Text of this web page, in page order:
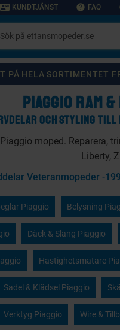
contact_mail KUNDTJÄNST help FAQ
PÅ HELA
PIAGGIO RAM
Veteranmopeder -
OCH STYLING
moped. Reparera,
Liberty,
Piaggio Belysning
Däck & Slang Piaggio
Hastighetsmätare
Sadel & Klädsel Piaggio
Verktyg Piaggio Wire &